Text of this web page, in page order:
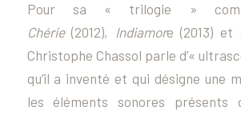
Pour sa « trilogie »
Chérie(2012), Indiamore (2013) et
Christophe Chassol parle d’«
qu’il a inventé et qui désigne une
les éléments sonores présents